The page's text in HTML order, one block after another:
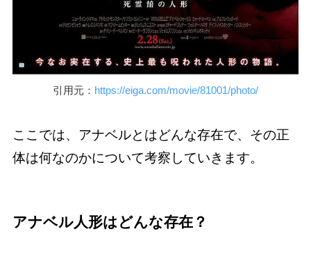
引用元： https://eiga.com/movie/81001/photo/
ここでは、アナベルとはどんな存在で、その正
体は何なのかについて考察していきます。
アナベル人形はどんな存在？